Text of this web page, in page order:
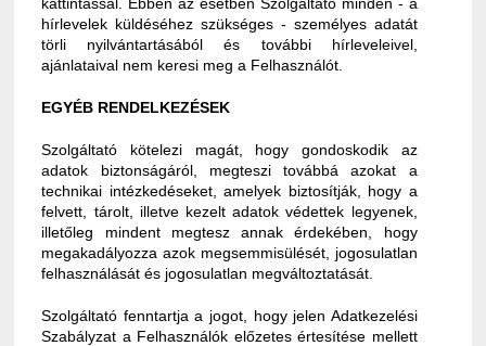
hírlevelek küldéséhez szükséges - személyes adatát
törli nyilvántartásából és további hírleveleivel,
ajánlataival nem keresi meg a Felhasználót.
EGYÉB RENDELKEZÉSEK
Szolgáltató kötelezi magát, hogy gondoskodik az
adatok biztonságáról, megteszi továbbá azokat a
technikai intézkedéseket, amelyek biztosítják, hogy a
felvett, tárolt, illetve kezelt adatok védettek legyenek,
illetőleg mindent megtesz annak érdekében, hogy
megakadályozza azok megsemmisülését, jogosulatlan
felhasználását és jogosulatlan megváltoztatását.
Szolgáltató fenntartja a jogot, hogy jelen Adatkezelési
Szabályzat a Felhasználók előzetes értesítése mellett